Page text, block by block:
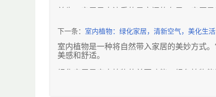
首先，家居风水注重的是空间的布局。客厅
放位置也很关键，最好背靠实墙，这样能给
该避免对着门窗，以免受到煞气的影响。
其次，家居中的摆设也有着重要的风水意义
气。同时，避免摆放尖锐、棱角分明的物品
另外，色彩在家居风水中也起到了重要的作
下一条： 室内植物：绿化家居，清新空气，美化生活
室内植物是一种将自然带入家居的美妙方式
美感和舒适。
绿化家居是室内植物的首要功能。绿色植物
论是客厅、卧室还是办公室，摆放一些适合